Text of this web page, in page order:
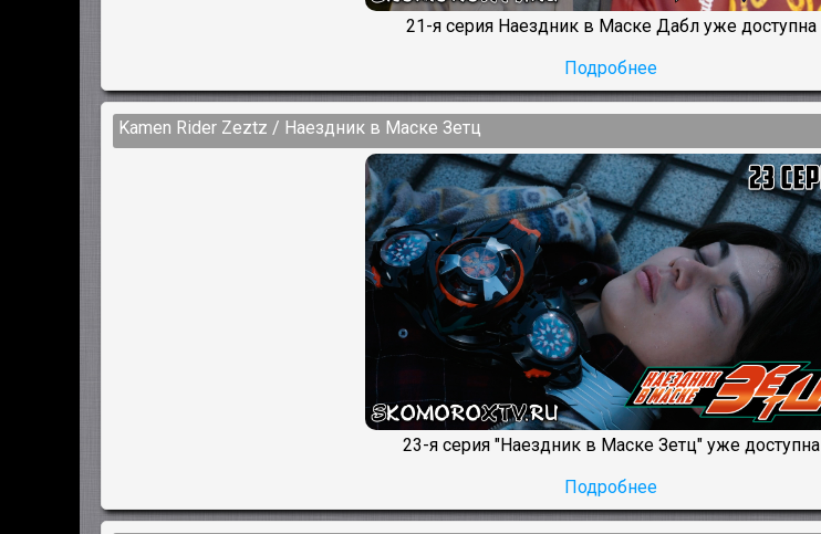
21-я серия Наездник в Маске Дабл уже доступна
Подробнее
Kamen Rider Zeztz / Наездник в Маске Зетц
23-я серия "Наездник в Маске Зетц" уже доступна
Подробнее